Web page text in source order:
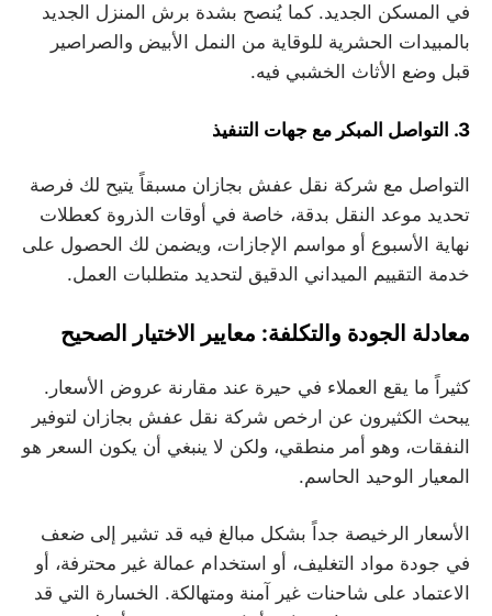
في المسكن الجديد. كما يُنصح بشدة برش المنزل الجديد
بالمبيدات الحشرية للوقاية من النمل الأبيض والصراصير
قبل وضع الأثاث الخشبي فيه.
3. التواصل المبكر مع جهات التنفيذ
التواصل مع شركة نقل عفش بجازان مسبقاً يتيح لك فرصة
تحديد موعد النقل بدقة، خاصة في أوقات الذروة كعطلات
نهاية الأسبوع أو مواسم الإجازات، ويضمن لك الحصول على
خدمة التقييم الميداني الدقيق لتحديد متطلبات العمل.
معادلة الجودة والتكلفة: معايير الاختيار الصحيح
كثيراً ما يقع العملاء في حيرة عند مقارنة عروض الأسعار.
يبحث الكثيرون عن ارخص شركة نقل عفش بجازان لتوفير
النفقات، وهو أمر منطقي، ولكن لا ينبغي أن يكون السعر هو
المعيار الوحيد الحاسم.
الأسعار الرخيصة جداً بشكل مبالغ فيه قد تشير إلى ضعف
في جودة مواد التغليف، أو استخدام عمالة غير محترفة، أو
الاعتماد على شاحنات غير آمنة ومتهالكة. الخسارة التي قد